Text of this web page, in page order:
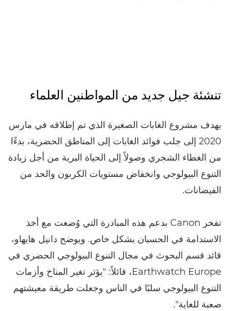
تنشئة جيل جديد من المواطنين العلماء
يهدف مشروع الغابات الصغيرة الذي تم إطلاقه في مارس
2020 إلى جلب فوائد الغابات إلى المناطق الحضرية، بدءًا
من الغطاء الشجري وصولاً إلى الحياة البرية من أجل زيادة
التنوع البيولوجي وانخفاض مستويات الكربون والحد من
الفيضانات.
تفخر Canon بدعم هذه المبادرة التي وُضعت مع أخذ
الاستدامة في الحسبان بشكل خاص. ويوضح دانيل هايهاو،
قائد قسم البحوث في مجال التنوع البيولوجي الحضري في
Earthwatch Europe، قائلاً: "يؤثر تغير المناخ وأزمات
التنوع البيولوجي سلبًا في الناس وجعلت طريقة معيشتهم
صعبة للغاية".